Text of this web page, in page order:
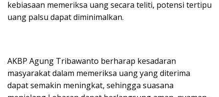
kebiasaan memeriksa uang secara teliti, potensi tertipu
uang palsu dapat diminimalkan.
AKBP Agung Tribawanto berharap kesadaran
masyarakat dalam memeriksa uang yang diterima
dapat semakin meningkat, sehingga suasana